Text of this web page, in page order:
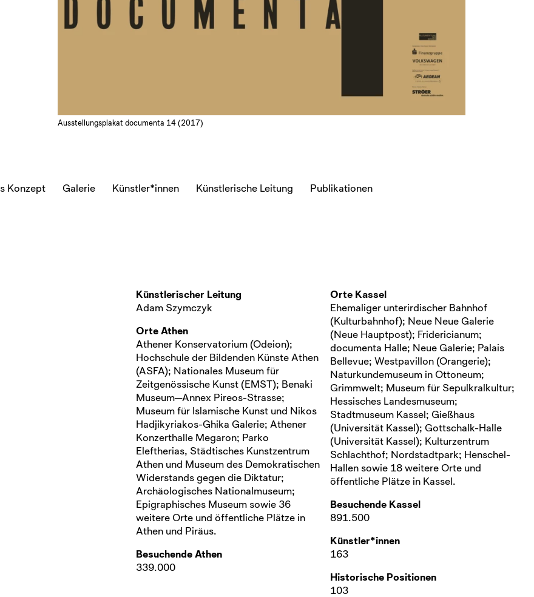
Ausstellungsplakat documenta 14 (2017)
Konzept Galerie Künstler*innen Künstlerische Leitung Publikationen
Künstlerischer Leitung
Adam Szymczyk
Orte Athen
Athener Konservatorium (Odeion);
Hochschule der Bildenden Künste Athen
(ASFA); Nationales Museum für
Zeitgenössische Kunst (EMST); Benaki
Museum—Annex Pireos-Strasse;
Museum für Islamische Kunst und Nikos
Hadjikyriakos-Ghika Galerie; Athener
Konzerthalle Megaron; Parko
Eleftherias, Städtisches Kunstzentrum
Athen und Museum des Demokratischen
Widerstands gegen die Diktatur;
Archäologisches Nationalmuseum;
Epigraphisches Museum sowie 36
weitere Orte und öffentliche Plätze in
Athen und Piräus.
Besuchende Athen
339.000
Orte Kassel
Ehemaliger unterirdischer Bahnhof
(Kulturbahnhof); Neue Neue Galerie
(Neue Hauptpost); Fridericianum;
documenta Halle; Neue Galerie; Palais
Bellevue; Westpavillon (Orangerie);
Naturkundemuseum in Ottoneum;
Grimmwelt; Museum für Sepulkralkultur;
Hessisches Landesmuseum;
Stadtmuseum Kassel; Gießhaus
(Universität Kassel); Gottschalk-Halle
(Universität Kassel); Kulturzentrum
Schlachthof; Nordstadtpark; Henschel-
Hallen sowie 18 weitere Orte und
öffentliche Plätze in Kassel.
Besuchende Kassel
891.500
Künstler*innen
163
Historische Positionen
103